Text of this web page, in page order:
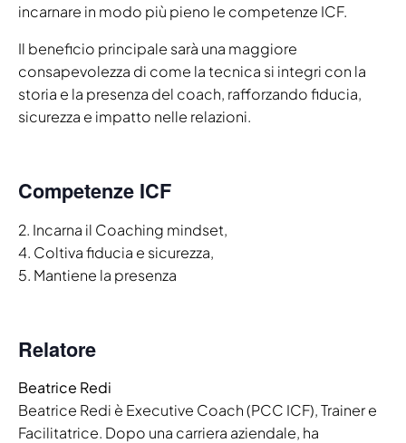
incarnare in modo più pieno le competenze ICF.
Il beneficio principale sarà una maggiore
consapevolezza di come la tecnica si integri con la
storia e la presenza del coach, rafforzando fiducia,
sicurezza e impatto nelle relazioni.
Competenze ICF
2. Incarna il Coaching mindset,
4. Coltiva fiducia e sicurezza,
5. Mantiene la presenza
Relatore
Beatrice Redi
Beatrice Redi è Executive Coach (PCC ICF), Trainer e
Facilitatrice. Dopo una carriera aziendale, ha